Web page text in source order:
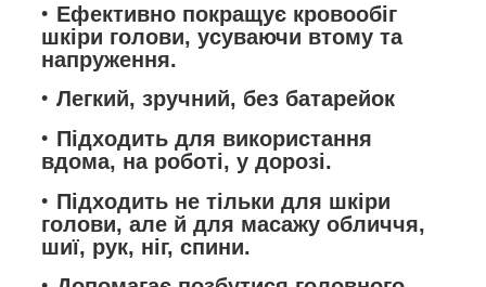
Ефективно покращує кровообіг
шкіри голови, усуваючи втому та
напруження.
Легкий, зручний, без батарейок
Підходить для використання
вдома, на роботі, у дорозі.
Підходить не тільки для шкіри
голови, але й для масажу обличчя,
шиї, рук, ніг, спини.